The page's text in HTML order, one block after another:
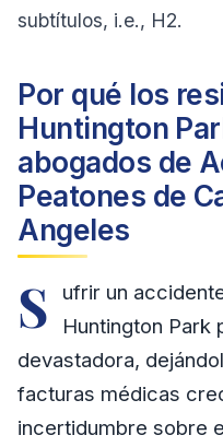
subtítulos, i.e., H2.
Por qué los
Huntington
abogados de
Peatones de
Angeles
S
ufrir un
Huntington Park
devastadora,
facturas médicas
incertidumbre sobre